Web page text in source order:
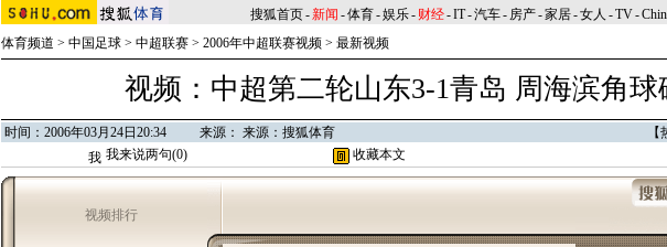
搜狐首页-新闻 -体育-娱乐- 财经-IT-汽车- 房产-家居-女人 -TV-
体育频道 > 中国足球 > 中超联赛 > 2006年中超联赛视频 > 最新视频
视频：中超第二轮山东3-1青岛 周海滨角球
时间：2006年03月24日20:34 来源： 来源：搜狐体育 【
我来说两句(0) 收藏本文
视频排行